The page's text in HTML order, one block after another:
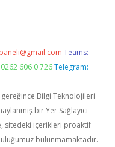
Teams:
606 0 726 Telegram:
gereğince Bilgi Teknolojileri
bir Yer Sağlayıcı
sitedeki içerikleri proaktif
bulunmamaktadır.